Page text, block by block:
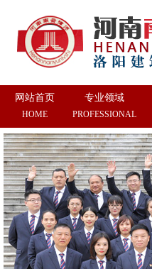
网站首页
HOME
专业领域
PROFESSIONAL